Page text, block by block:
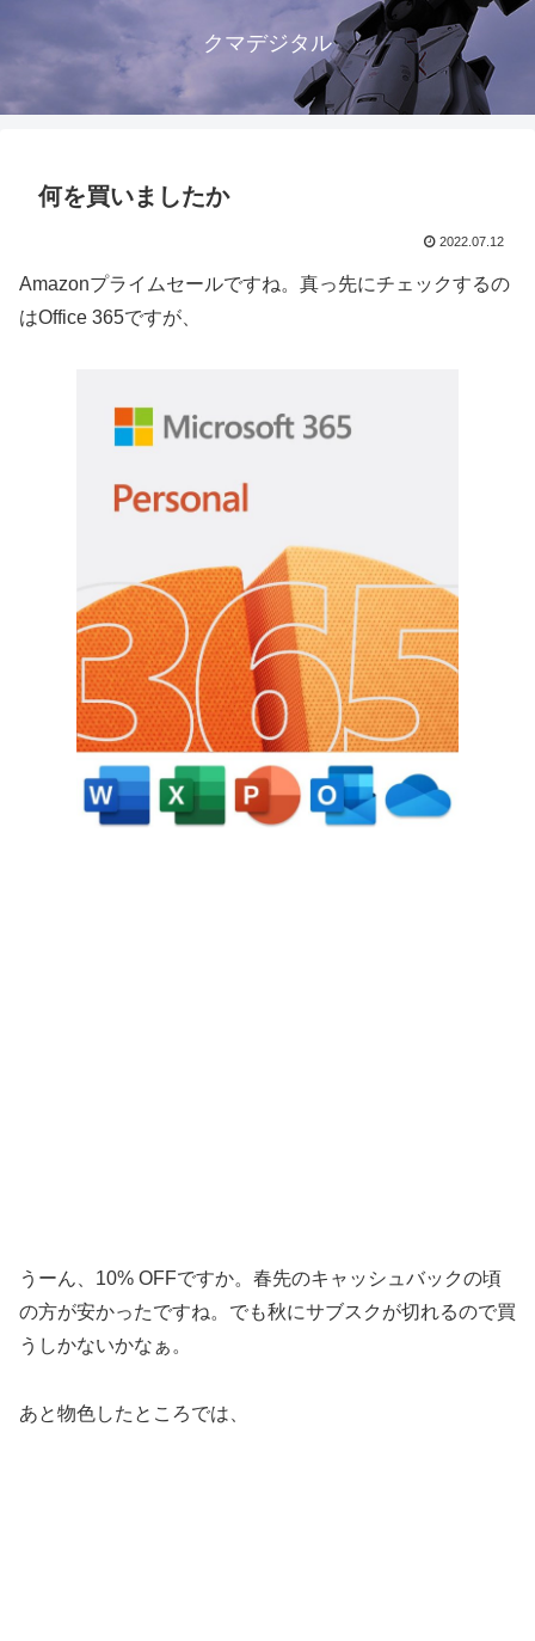
クマデジタル
何を買いましたか
2022.07.12
Amazonプライムセールですね。真っ先にチェックするの
はOffice 365ですが、
うーん、10% OFFですか。春先のキャッシュバックの頃
の方が安かったですね。でも秋にサブスクが切れるので買
うしかないかなぁ。
あと物色したところでは、